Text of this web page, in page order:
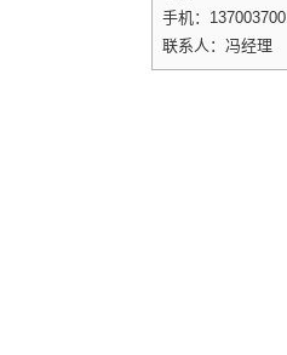
手机：
联系人：冯经理